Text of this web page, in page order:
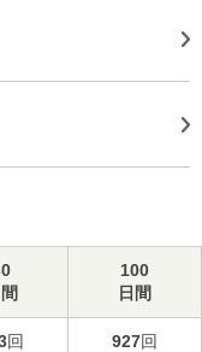
100
日間
回 927回